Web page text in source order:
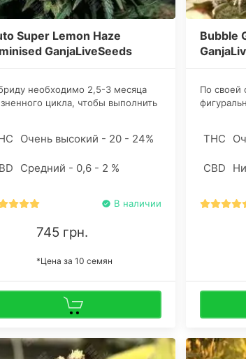
Super Lemon Haze
GanjaLiveSeeds
необходимо 2,5-3 месяца
цикла, чтобы выполнить
это время семена каннабиса
с ветвистой структурой и
Очень высокий - 20 - 24%
Средний - 0,6 - 2 %
В наличии
745 грн.
*Цена за 10 семян
Bubble
По своей
смолой
THC
CBD